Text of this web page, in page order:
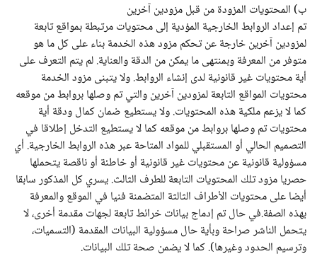
ب) المحتويات المزودة من قبل مزودين آخرين
تم إعداد الروابط الخارجية المؤدية إلى محتويات مرتبطة بمواقع تابعة
لمزودين آخرين خارجة عن تحكم مزود هذه الخدمة بناء على كل ما هو
متوفر من المعرفة وبمنتهى ما يمكن من الدقة والعناية. لم يتم التعرف على
أية محتويات غير قانونية لدى إنشاء الروابط. ولا يتبنى مزود الخدمة
محتويات المواقع التابعة لمزودين آخرين والتي تم وصلها بروابط من موقعه
كما لا يزعم ملكية هذه المحتويات. ولا يستطيع ضمان كمال ودقة أية
محتويات تم وصلها بروابط من موقعه كما لا يستطيع التدخل إطلاقا في
التصميم الحالي أو المستقبلي للمواد المتاحة عبر هذه الروابط الخارجية. أي
مسؤولية قانونية عن محتويات غير قانونية أو خاطئة أو ناقصة يتحملها
حصريا مزود تلك المحتويات التابعة للطرف الثالث. يسري كل المذكور سابقا
أيضا على محتويات الأطراف الثالثة المتضمنة فنيا في الموقع والمعرفة
بهذه الصفة.في حال تم إدماج بيانات خرائط تابعة لجهات مقدمة أخرى، لا
يتحمل الناشر صراحة وبأية حال مسؤولية البيانات المقدمة (التسميات،
وترسيم الحدود وغيرها). كما لا يضمن صحة تلك البيانات.